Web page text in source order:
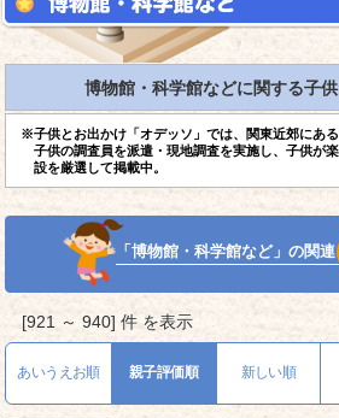
博物館・科学館などに関する子
※子供とお出かけ「オデッソ」では、関東近郊にあ
子供の調査員を派遣・現地調査を実施し、子供が
設を厳選して掲載中。
「博物館・科学館など」の関連
[921 ～ 940] 件 を表示
あいうえお順 親子評価順 新しい順